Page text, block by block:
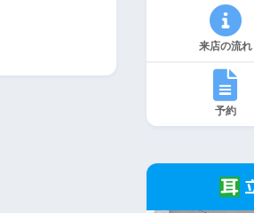
来店の流れ
予約